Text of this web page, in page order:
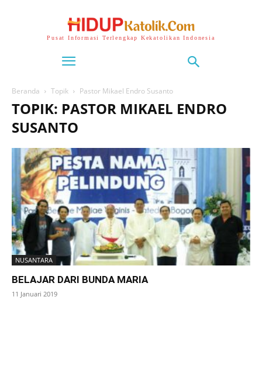
Pusat Informasi Terlengkap Kekatolikan Indonesia
Beranda Topik Pastor Mikael Endro Susanto
TOPIK: PASTOR MIKAEL ENDRO
SUSANTO
NUSANTARA
BELAJAR DARI BUNDA MARIA
11 Januari 2019